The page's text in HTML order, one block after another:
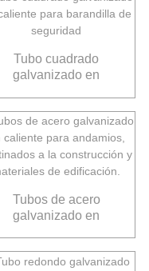
Tubo cuadrado
galvanizado en
seguridad
Tubos de acero
galvanizado en
a la construcción y